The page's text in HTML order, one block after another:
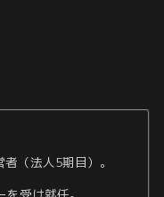
（法人5期目）。
受け就任。